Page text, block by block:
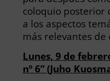
coloquio posterior
a los aspectos
más relevantes de
Lunes, 9 de
nº 6” (Juho